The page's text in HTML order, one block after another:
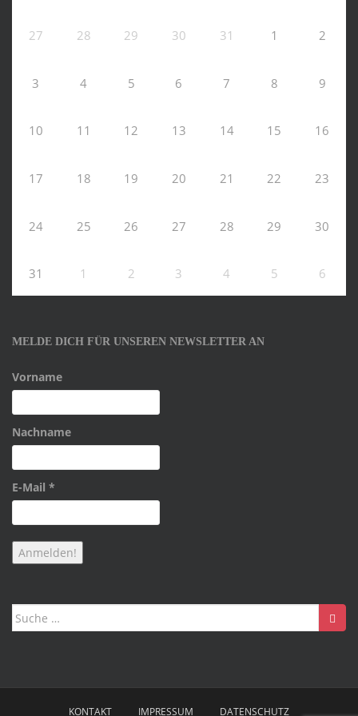
27 28 29 30 31 1 2
3 4 5 6 7 8 9
10 11 12 13 14 15 16
17 18 19 20 21 22 23
24 25 26 27 28 29 30
31 1 2 3 4 5 6
MELDE DICH FÜR UNSEREN NEWSLETTER AN
Vorname
Nachname
E-Mail *
Suche
nach:
KONTAKT IMPRESSUM DATENSCHUTZ